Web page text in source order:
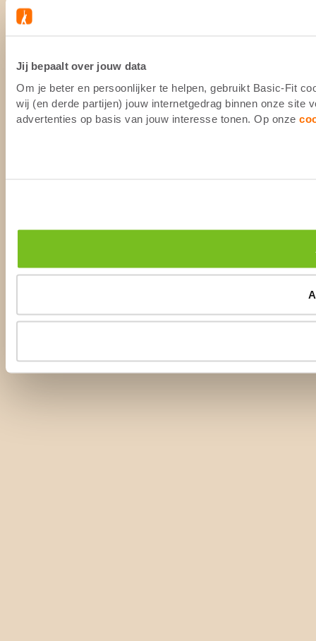
Jij bepaalt over jouw data
Om je beter en persoonlijker te helpen, gebruikt Basic-Fit
wij (en derde partijen) jouw internetgedrag binnen onze site
advertenties op basis van jouw interesse tonen. Op onze